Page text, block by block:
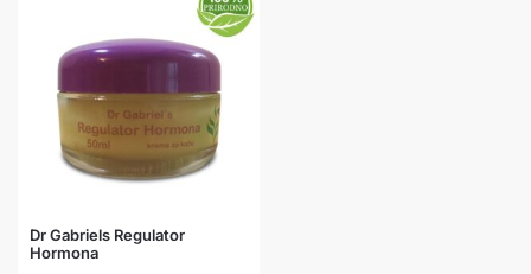
Dr Gabriels Regulator
Hormona